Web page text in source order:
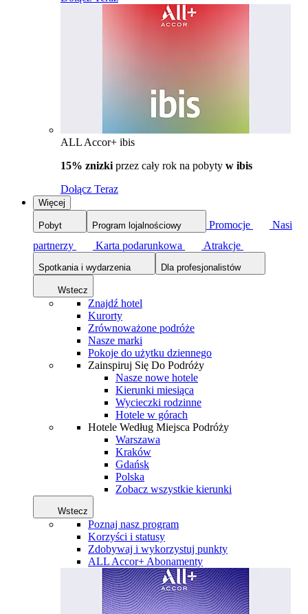
ALL Accor+ ibis
15% znizki przez cały rok na pobyty w ibis
Dołącz Teraz
Więcej
Pobyt Program lojalnościowy Promocje
Nasi
partnerzy
Karta podarunkowa Atrakcje
Spotkania i wydarzenia Dla profesjonalistów
Wstecz
Znajdź hotel
Kurorty
Zrównoważone podróże
Nasze marki
Pokoje do użytku dziennego
Zainspiruj Się Do Podróży
Nasze nowe hotele
Kierunki miesiąca
Wycieczki rodzinne
Hotele w górach
Hotele Według Miejsca Podróży
Warszawa
Kraków
Gdańsk
Polska
Zobacz wszystkie kierunki
Wstecz
Poznaj nasz program
Korzyści i statusy
Zdobywaj i wykorzystuj punkty
ALL Accor+ Abonamenty